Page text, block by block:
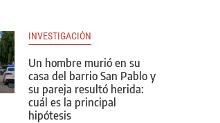
INVESTIGACIÓN
Un hombre murió en su
casa del barrio San Pablo y
su pareja resultó herida:
cuál es la principal
hipótesis